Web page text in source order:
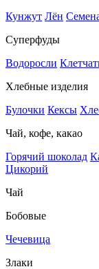
Кунжут Лён
Суперфуды
Водоросли
Хлебные изделия
Булочки Кексы
Чай, кофе, какао
Горячий шоколад
Цикорий
Чай
Бобовые
Чечевица
Злаки